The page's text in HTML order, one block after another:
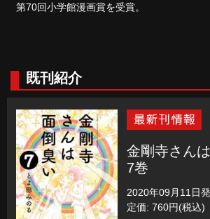
第70回小学館漫画賞を受賞。
既刊紹介
金剛寺さん
7巻
2020年09月11日
定価: 760円(税込)